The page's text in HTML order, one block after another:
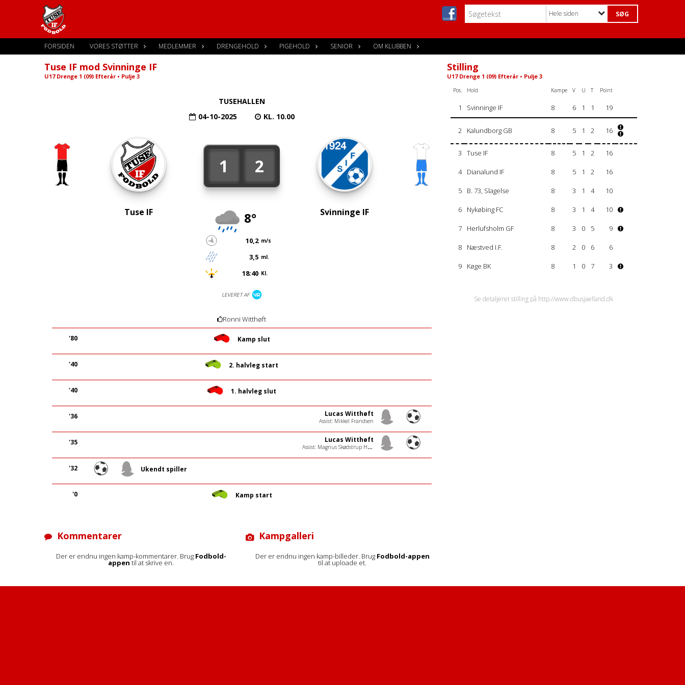
Hele siden
FORSIDEN VORES STØTTER MEDLEMMER DRENGEHOLD PIGEHOLD SENIOR OM KLUBBEN
Tuse IF mod Svinninge IF
U17 Drenge 1 (09) Efterår • Pulje 3
TUSEHALLEN
04-10-2025
KL. 10.00
Tuse IF
1 2
8°
10,2 m/s
3,5 ml.
18:40 Kl.
LEVERET AF
Svinninge IF
Ronni Witthøft
'80 Kamp slut
'40 2. halvleg start
'40 1. halvleg slut
'36 Lucas Witthøft
Assist: Mikkel Frandsen
'35 Lucas Witthøft
Assist: Magnus Skødstrup Hansen
'32 Ukendt spiller
'0 Kamp start
Stilling
U17 Drenge 1 (09) Efterår • Pulje 3
Pos. Hold Kampe V U T Point
1 Svinninge IF 8 6 1 1 19
2 Kalundborg GB 8 5 1 2 16
3 Tuse IF 8 5 1 2 16
4 Dianalund IF 8 5 1 2 16
5 B. 73, Slagelse 8 3 1 4 10
6 Nykøbing FC 8 3 1 4 10
7 Herlufsholm GF 8 3 0 5 9
8 Næstved I.F. 8 2 0 6 6
9 Køge BK 8 1 0 7 3
Se detaljeret stilling på http://www.dbusjaelland.dk
Kommentarer
Der er endnu ingen kamp-kommentarer. Brug Fodbold-
appentil at skrive en.
Kampgalleri
Der er endnu ingen kamp-billeder. Brug Fodbold-appen
til at uploade et.